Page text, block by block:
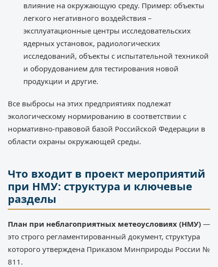
влияние на окружающую среду. Пример: объекты
легкого негативного воздействия –
эксплуатационные центры исследовательских
ядерных установок, радиологических
исследований, объекты с испытательной техникой
и оборудованием для тестирования новой
продукции и другие.
Все выбросы на этих предприятиях подлежат
экологическому нормированию в соответствии с
нормативно-правовой базой Российской Федерации в
области охраны окружающей среды.
Что входит в проект мероприятий
при НМУ: структура и ключевые
разделы
План при неблагоприятных метеоусловиях (НМУ) —
это строго регламентированный документ, структура
которого утверждена Приказом Минприроды России №
811.